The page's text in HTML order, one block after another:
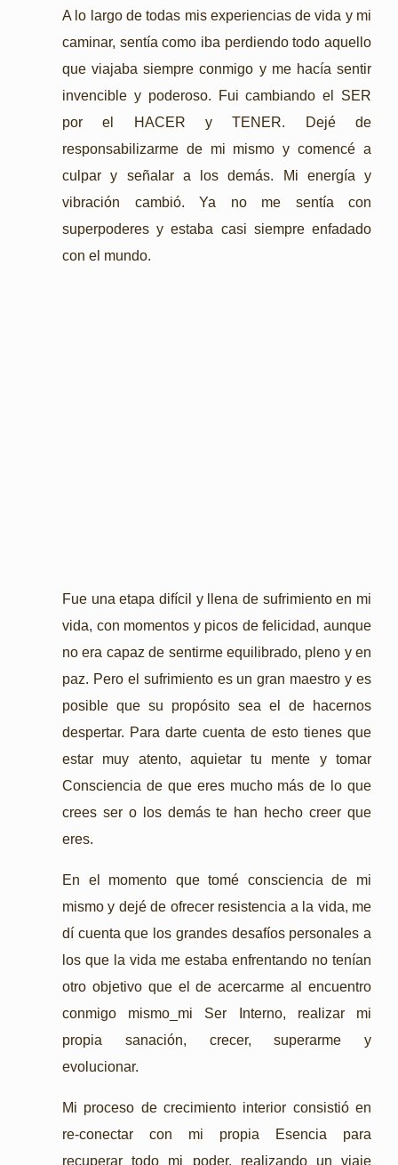
A lo largo de todas mis experiencias de vida y mi
caminar, sentía como iba perdiendo todo aquello
que viajaba siempre conmigo y me hacía sentir
invencible y poderoso. Fui cambiando el SER
por el HACER y TENER. Dejé de
responsabilizarme de mi mismo y comencé a
culpar y señalar a los demás. Mi energía y
vibración cambió. Ya no me sentía con
superpoderes y estaba casi siempre enfadado
con el mundo.
Fue una etapa difícil y llena de sufrimiento en mi
vida, con momentos y picos de felicidad, aunque
no era capaz de sentirme equilibrado, pleno y en
paz. Pero el sufrimiento es un gran maestro y es
posible que su propósito sea el de hacernos
despertar. Para darte cuenta de esto tienes que
estar muy atento, aquietar tu mente y tomar
Consciencia de que eres mucho más de lo que
crees ser o los demás te han hecho creer que
eres.
En el momento que tomé consciencia de mi
mismo y dejé de ofrecer resistencia a la vida, me
dí cuenta que los grandes desafíos personales a
los que la vida me estaba enfrentando no tenían
otro objetivo que el de acercarme al encuentro
conmigo mismo_mi Ser Interno, realizar mi
propia sanación, crecer, superarme y
evolucionar.
Mi proceso de crecimiento interior consistió en
re-conectar con mi propia Esencia para
recuperar todo mi poder, realizando un viaje